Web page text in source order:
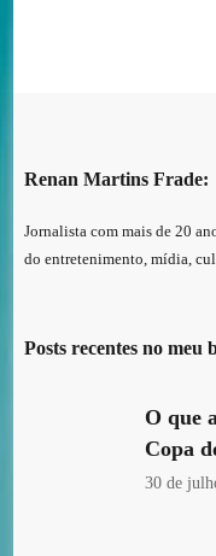
Renan Martins Frade:
Jornalista com mais de 20
do entretenimento, mídia,
Posts recentes no meu
O que
Copa
30 de